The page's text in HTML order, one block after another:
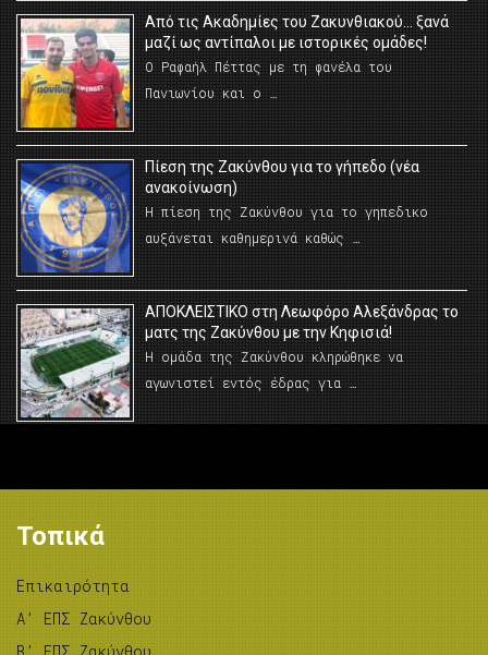
Από τις Ακαδημίες του Ζακυνθιακού… ξανά
μαζί ως αντίπαλοι με ιστορικές ομάδες!
Ο Ραφαήλ Πέττας με τη φανέλα του
Πανιωνίου και ο …
Πίεση της Ζακύνθου για το γήπεδο (νέα
ανακοίνωση)
Η πίεση της Ζακύνθου για το γηπεδικο
αυξάνεται καθημερινά καθώς …
AΠΟΚΛΕΙΣΤΙΚΟ στη Λεωφόρο Αλεξάνδρας το
ματς της Ζακύνθου με την Κηφισιά!
Η ομάδα της Ζακύνθου κληρώθηκε να
αγωνιστεί εντός έδρας για …
Τοπικά
Επικαιρότητα
A’ ΕΠΣ Ζακύνθου